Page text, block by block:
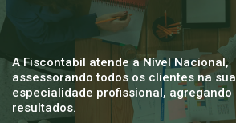
A Fiscontabil atende a Nível Nacional,
assessorando todos os clientes na sua
especialidade profissional, agregando
resultados.